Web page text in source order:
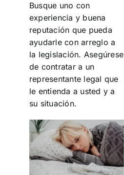
Busque uno con
experiencia y buena
reputación que pueda
ayudarle con arreglo a
la legislación. Asegúrese
de contratar a un
representante legal que
le entienda a usted y a
su situación.